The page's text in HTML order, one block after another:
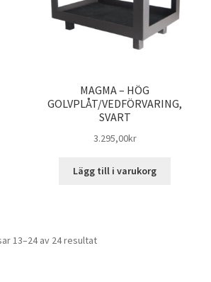
MAGMA – HÖG
GOLVPLÅT/VEDFÖRVARING,
SVART
3.295,00kr
Lägg till i varukorg
13–24 av 24 resultat